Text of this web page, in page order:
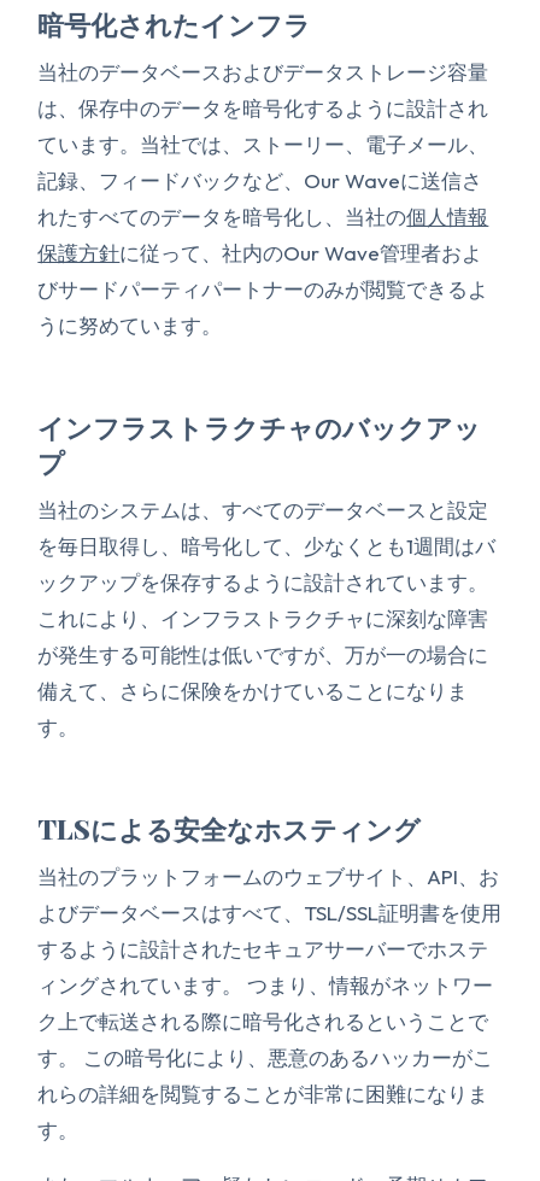
暗号化されたインフラ
当社のデータベースおよびデータストレージ容量
は、保存中のデータを暗号化するように設計され
ています。当社では、ストーリー、電子メール、
記録、フィードバックなど、Our Waveに送信さ
れたすべてのデータを暗号化し、当社の個人情報
保護方針に従って、社内のOur Wave管理者およ
びサードパーティパートナーのみが閲覧できるよ
うに努めています。
インフラストラクチャのバックアッ
プ
当社のシステムは、すべてのデータベースと設定
を毎日取得し、暗号化して、少なくとも1週間はバ
ックアップを保存するように設計されています。
これにより、インフラストラクチャに深刻な障害
が発生する可能性は低いですが、万が一の場合に
備えて、さらに保険をかけていることになりま
す。
TLSによる安全なホスティング
当社のプラットフォームのウェブサイト、API、お
よびデータベースはすべて、TSL/SSL証明書を使用
するように設計されたセキュアサーバーでホステ
ィングされています。 つまり、情報がネットワー
ク上で転送される際に暗号化されるということで
す。 この暗号化により、悪意のあるハッカーがこ
れらの詳細を閲覧することが非常に困難になりま
す。